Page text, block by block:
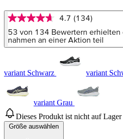
4.7
von
5
Sternen,
Bewertung.
Read
134
Reviews.
auf
derselben
Seite.
4.7 (134)
53 von 134 Bewertern erhielten
nahmen an einer Aktion teil
variant Schwarz variant
variant Grau
Dieses Produkt ist nicht auf Lager
Größe auswählen